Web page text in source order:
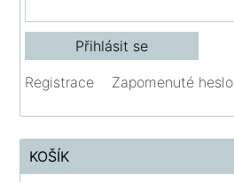
Registrace Zapomenuté heslo
KOŠÍK